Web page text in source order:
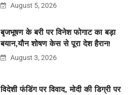
August 5, 2026
बृजभूषण के बरी पर विनेश फोगाट का बड़ा
बयान,यौन शोषण केस से पूरा देश हैरान!
August 3, 2026
विदेशी फंडिंग पर विवाद, मोदी की डिग्री पर